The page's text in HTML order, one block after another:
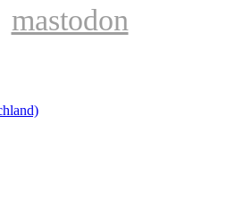
mastodon